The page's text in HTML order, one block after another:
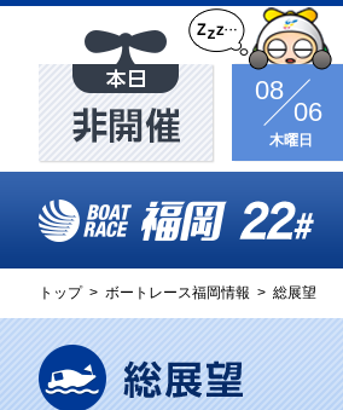
08
06
木曜日
トップ > ボートレース福岡情報 > 総展望